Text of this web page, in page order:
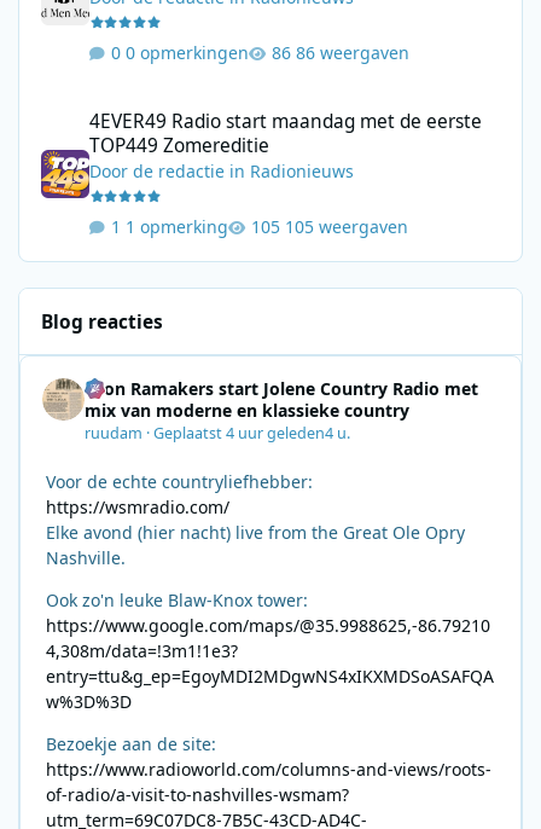
0 opmerkingen 86 weergaven
4EVER49 Radio start maandag met de eerste
TOP449 Zomereditie
Doorde redactie in Radionieuws
1 opmerking 105 weergaven
Blog reacties
Leon Ramakers start Jolene Country Radio met
mix van moderne en klassieke country
ruudam ·Geplaatst4 uur geleden4 u.
Voor de echte countryliefhebber:
https://wsmradio.com/
Elke avond (hier nacht) live from the Great Ole Opry
Nashville.
Ook zo'n leuke Blaw-Knox tower:
https://www.google.com/maps/@35.9988625,-86.79210
4,308m/data=!3m1!1e3?
entry=ttu&g_ep=EgoyMDI2MDgwNS4xIKXMDSoASAFQA
w%3D%3D
Bezoekje aan de site:
https://www.radioworld.com/columns-and-views/roots-
of-radio/a-visit-to-nashvilles-wsmam?
utm_term=69C07DC8-7B5C-43CD-AD4C-